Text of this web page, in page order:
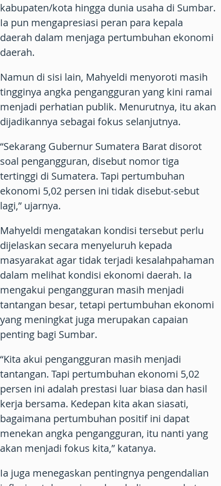
kabupaten/kota hingga dunia usaha di Sumbar.
Ia pun mengapresiasi peran para kepala
daerah dalam menjaga pertumbuhan ekonomi
daerah.
Namun di sisi lain, Mahyeldi menyoroti masih
tingginya angka pengangguran yang kini ramai
menjadi perhatian publik. Menurutnya, itu akan
dijadikannya sebagai fokus selanjutnya.
“Sekarang Gubernur Sumatera Barat disorot
soal pengangguran, disebut nomor tiga
tertinggi di Sumatera. Tapi pertumbuhan
ekonomi 5,02 persen ini tidak disebut-sebut
lagi,” ujarnya.
Mahyeldi mengatakan kondisi tersebut perlu
dijelaskan secara menyeluruh kepada
masyarakat agar tidak terjadi kesalahpahaman
dalam melihat kondisi ekonomi daerah. Ia
mengakui pengangguran masih menjadi
tantangan besar, tetapi pertumbuhan ekonomi
yang meningkat juga merupakan capaian
penting bagi Sumbar.
“Kita akui pengangguran masih menjadi
tantangan. Tapi pertumbuhan ekonomi 5,02
persen ini adalah prestasi luar biasa dan hasil
kerja bersama. Kedepan kita akan siasati,
bagaimana pertumbuhan positif ini dapat
menekan angka pengangguran, itu nanti yang
akan menjadi fokus kita,” katanya.
Ia juga menegaskan pentingnya pengendalian